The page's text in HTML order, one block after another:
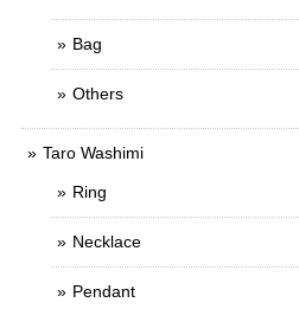
Bag
Others
Taro Washimi
Ring
Necklace
Pendant